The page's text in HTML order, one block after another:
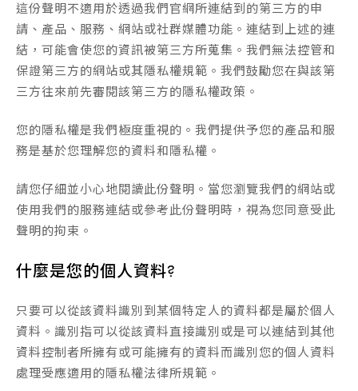
這份聲明不適用於透過我們官網所連結到的第三方的申
請、產品、服務、網站或社群媒體功能。連結到上述的連
結，可能會使您的資訊被第三方所蒐集。我們無法控管和
保證第三方的網站或其隱私權規範。我們鼓勵您在與該第
三方往來前先審閱該第三方的隱私權政策。
您的隱私權是我們極度重視的。我們提供予您的產品和服
務是基於您理解您的資料和隱私權。
請您仔細並小心地閱讀此份聲明。當您瀏覽我們的網站或
使用我們的服務連結或參考此份聲明時，視為您同意受此
聲明的拘束。
什麼是您的個人資料?
只要可以從該資料識別到某個特定人的資料都是屬於個人
資料。識別指可以從該資料直接識別或是可以連結到其他
資料控制者所擁有或可能擁有的資料而識別您的個人資料
處理受應適用的隱私權法律所規範。